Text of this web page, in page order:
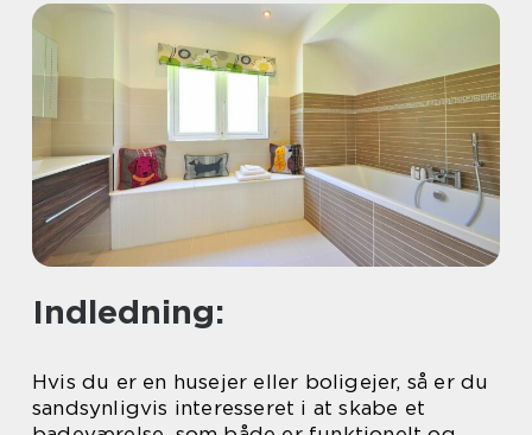
Indledning:
Hvis du er en husejer eller boligejer, så er du
sandsynligvis interesseret i at skabe et